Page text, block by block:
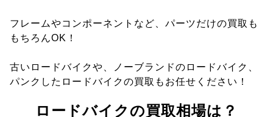
フレームやコンポーネントなど、パーツだけの買取も
もちろんOK！
古いロードバイクや、ノーブランドのロードバイク、
パンクしたロードバイクの買取もお任せください！
ロードバイクの買取相場は？